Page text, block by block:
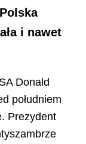
i nawet
Donald
południem
Prezydent